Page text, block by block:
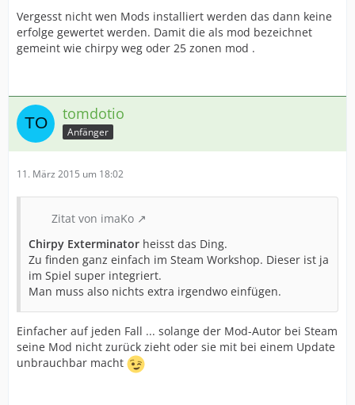
Vergesst nicht wen Mods installiert werden das dann keine
erfolge gewertet werden. Damit die als mod bezeichnet
gemeint wie chirpy weg oder 25 zonen mod .
tomdotio
Anfänger
11. März 2015 um 18:02
Zitat von imaKo
Chirpy Exterminator heisst das Ding.
Zu finden ganz einfach im Steam Workshop. Dieser ist ja
im Spiel super integriert.
Man muss also nichts extra irgendwo einfügen.
Einfacher auf jeden Fall ... solange der Mod-Autor bei Steam
seine Mod nicht zurück zieht oder sie mit bei einem Update
unbrauchbar macht